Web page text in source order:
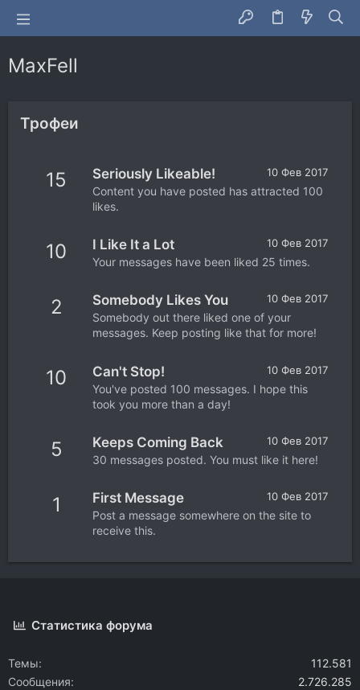
MaxFell
Трофеи
15 10 Фев 2017
Seriously Likeable!
Content you have posted has attracted 100
likes.
10 10 Фев 2017
I Like It a Lot
Your messages have been liked 25 times.
2 10 Фев 2017
Somebody Likes You
Somebody out there liked one of your
messages. Keep posting like that for more!
10 10 Фев 2017
Can't Stop!
You've posted 100 messages. I hope this
took you more than a day!
5 10 Фев 2017
Keeps Coming Back
30 messages posted. You must like it here!
1 10 Фев 2017
First Message
Post a message somewhere on the site to
receive this.
Статистика форума
Темы
112.581
Сообщения
2.726.285